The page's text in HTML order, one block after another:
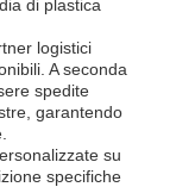
di plastica
logistici
A seconda
spedite
garantendo
su
specifiche